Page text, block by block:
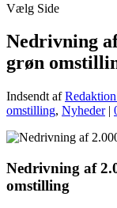
Vælg Side
Nedrivning
grøn
Indsendt af
omstilling, Nyheder|
Nedrivning af
omstilling